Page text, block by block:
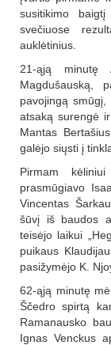
susitikimo
svečiuose
auklėtinius.
21-ąją minutę
Magdušauską,
pavojingą
atsaką surengė
Mantas
galėjo siųsti į
Pirmam
prasmūgiavo
Vincentas
šūvį iš baudos
teisėjo laikui
puikaus
pasižymėjo K.
62-ąją minutę
Ščedro spirtą
Ramanausko
Ignas Venckus